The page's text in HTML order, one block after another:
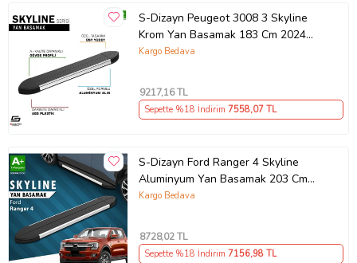
S-Dizayn Peugeot 3008 3 Skyline
Krom Yan Basamak 183 Cm 2024
Üzeri A+ Kalite
Kargo Bedava
9217,16 TL
Sepette %18 İndirim 7558,07 TL
S-Dizayn Ford Ranger 4 Skyline
Aluminyum Yan Basamak 203 Cm
2023 Üzeri A+ Kalite
Kargo Bedava
8728,02 TL
Sepette %18 İndirim 7156,98 TL